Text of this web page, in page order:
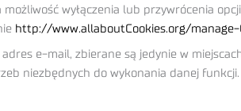
wyłączenia lub przywrócenia
http://www.allaboutCookies.org/manage-
e-mail, zbierane są jedynie w
niezbędnych do wykonania danej funkcji.